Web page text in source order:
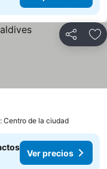
Compartir
Centro de la ciudad
Ver precios